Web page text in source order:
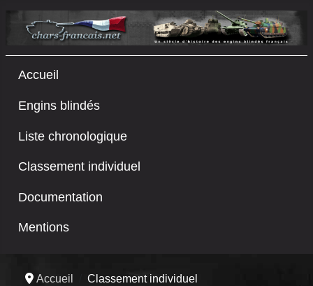
Accueil
Engins blindés
Liste chronologique
Classement individuel
Documentation
Mentions
Accueil
Classement individuel